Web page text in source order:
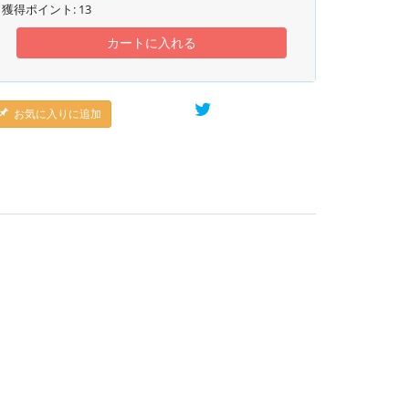
獲得ポイント: 13
カートに入れる
お気に入りに追加